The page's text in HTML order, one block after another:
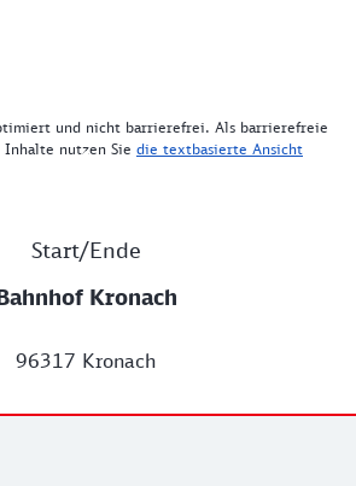
und nicht barrierefrei. Als barrierefreie
nutzen Sie die textbasierte Ansicht
Start/Ende
Kronach
96317 Kronach